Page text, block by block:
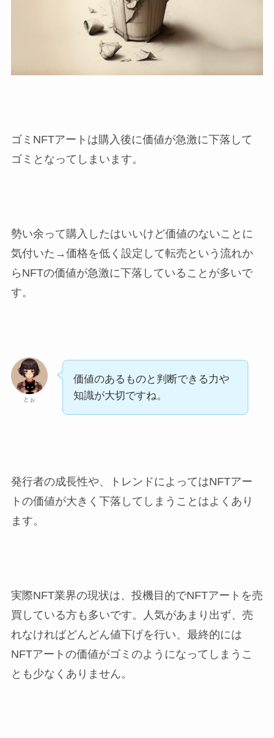
ゴミNFTアートは購入後に価値が急激に下落して
ゴミとなってしまいます。
勢い余って購入したはいいけど価値のないことに
気付いた→価格を低く設定して転売という流れか
らNFTの価値が急激に下落していることが多いで
す。
とぉ
価値のあるものと判断できる力や
知識が大切ですね。
発行者の成長性や、トレンドによってはNFTアー
トの価値が大きく下落してしまうことはよくあり
ます。
実際NFT業界の現状は、投機目的でNFTアートを売
買している方も多いです。人気があまり出ず、売
れなければどんどん値下げを行い、最終的には
NFTアートの価値がゴミのようになってしまうこ
とも少なくありません。